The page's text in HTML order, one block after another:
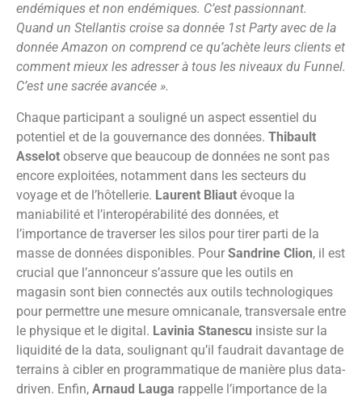
endémiques et non endémiques. C’est passionnant.
Quand un Stellantis croise sa donnée 1st Party avec de la
donnée Amazon on comprend ce qu’achète leurs clients et
comment mieux les adresser à tous les niveaux du Funnel.
C’est une sacrée avancée ».
Chaque participant a souligné un aspect essentiel du
potentiel et de la gouvernance des données. Thibault
Asselot observe que beaucoup de données ne sont pas
encore exploitées, notamment dans les secteurs du
voyage et de l’hôtellerie. Laurent Bliaut évoque la
maniabilité et l’interopérabilité des données, et
l’importance de traverser les silos pour tirer parti de la
masse de données disponibles. Pour Sandrine Clion, il est
crucial que l’annonceur s’assure que les outils en
magasin sont bien connectés aux outils technologiques
pour permettre une mesure omnicanale, transversale entre
le physique et le digital. Lavinia Stanescu insiste sur la
liquidité de la data, soulignant qu’il faudrait davantage de
terrains à cibler en programmatique de manière plus data-
driven. Enfin, Arnaud Lauga rappelle l’importance de la